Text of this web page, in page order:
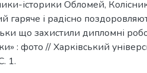
історики Обломей,
гаряче і радісно
що захистили дипломні
: фото // Харківський
1.